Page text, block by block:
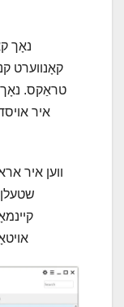
נאָך
טראַקס. נאָך
איר
שטעלן